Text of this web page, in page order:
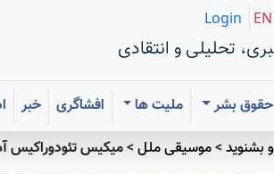
تحلیلی و انتقادی
Login EN
حقوق بشر ملیت ها افشاگری خبر
بشنويد>موسيقی ملل>ميکيس تئودوراکيس